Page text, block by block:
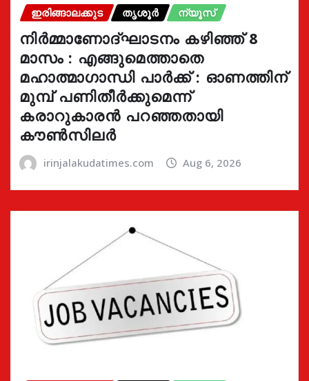
ഇരിങ്ങാലക്കുട തൃശൂർ ന്യൂസ്
നിർമ്മാണോദ്ഘാടനം കഴിഞ്ഞ് 8
മാസം : എങ്ങുമെത്താതെ
മഹാത്മാഗാന്ധി പാർക്ക് : ഓണത്തിന്
മുമ്പ് പണിതീർക്കുമെന്ന്
കരാറുകാരൻ പറഞ്ഞതായി
കൗൺസിലർ
irinjalakudatimes.com Aug 6, 2026